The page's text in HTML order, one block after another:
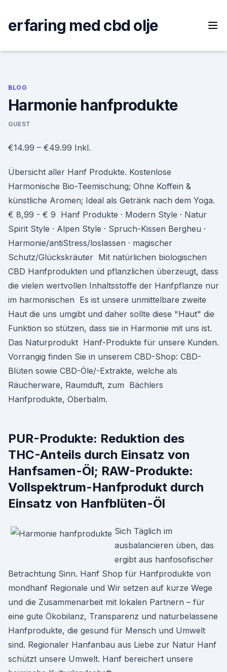
content
erfaring med cbd olje
BLOG
Harmonie hanfprodukte
GUEST
€14.99 – €49.99 Inkl.
Übersicht aller Hanf Produkte. Kostenlose
Harmonische Bio-Teemischung; Ohne Koffein &
künstliche Aromen; Ideal als Getränk nach dem Yoga.
€ 8,99 - € 9 Hanf Produkte · Modern Style · Natur
Spirit Style · Alpen Style · Spruch-Kissen Bergheu ·
Harmonie/antiStress/loslassen · magischer
Schutz/Glückskräuter Mit natürlichen biologischen
CBD Hanfprodukten und pflanzlichen überzeugt, dass
die vielen wertvollen Inhaltsstoffe der Hanfpflanze nur
im harmonischen Es ist unsere unmittelbare zweite
Haut die uns umgibt und daher sollte diese "Haut" die
Funktion so stützen, dass sie in Harmonie mit uns ist.
Das Naturprodukt Hanf-Produkte für unsere Kunden.
Vorrangig finden Sie in unserem CBD-Shop: CBD-
Blüten sowie CBD-Öle/-Extrakte, welche als
Räucherware, Raumduft, zum Bächlers
Hanfprodukte, Oberbalm.
PUR-Produkte: Reduktion des
THC-Anteils durch Einsatz von
Hanfsamen-Öl; RAW-Produkte:
Vollspektrum-Hanfprodukt durch
Einsatz von Hanfblüten-Öl
Sich Täglich im
ausbalancieren üben, das
ergibt aus hanfosofischer
Betrachtung Sinn. Hanf Shop für Hanfprodukte von
mondhanf Regionale und Wir setzen auf kurze Wege
und die Zusammenarbeit mit lokalen Partnern – für
eine gute Ökobilanz, Transparenz und naturbelassene
Hanfprodukte, die gesund für Mensch und Umwelt
sind. Regionaler Hanfanbau aus Liebe zur Natur Hanf
schützt unsere Umwelt. Hanf bereichert unsere